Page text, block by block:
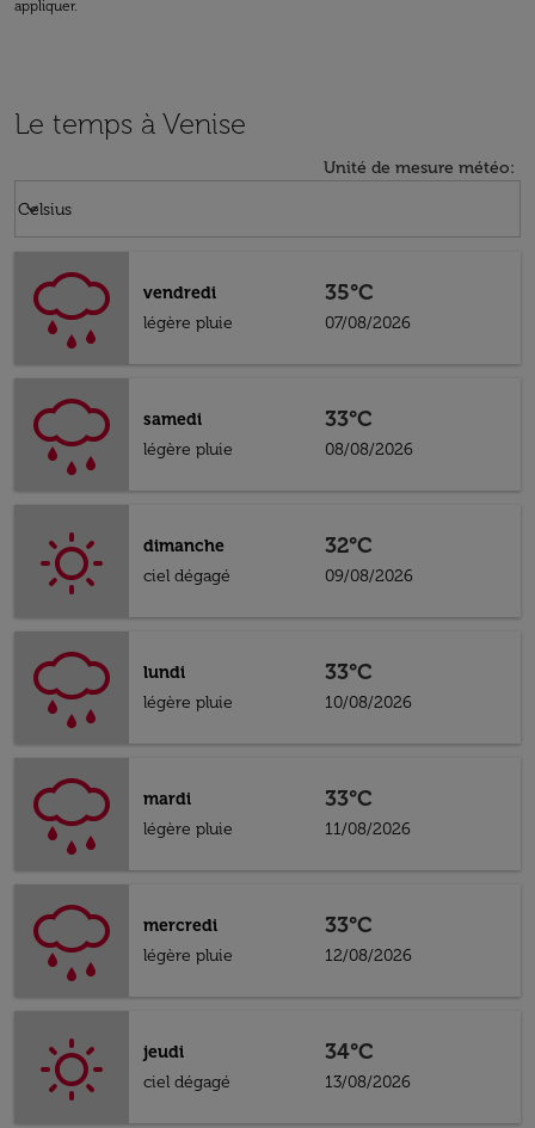
appliquer.
Le temps à Venise
Unité de mesure météo:
Celsius
keyboard_arrow_down
vendredi
légère pluie
35°C
07/08/2026
samedi
légère pluie
33°C
08/08/2026
dimanche
ciel dégagé
32°C
09/08/2026
lundi
légère pluie
33°C
10/08/2026
mardi
légère pluie
33°C
11/08/2026
mercredi
légère pluie
33°C
12/08/2026
jeudi
ciel dégagé
34°C
13/08/2026